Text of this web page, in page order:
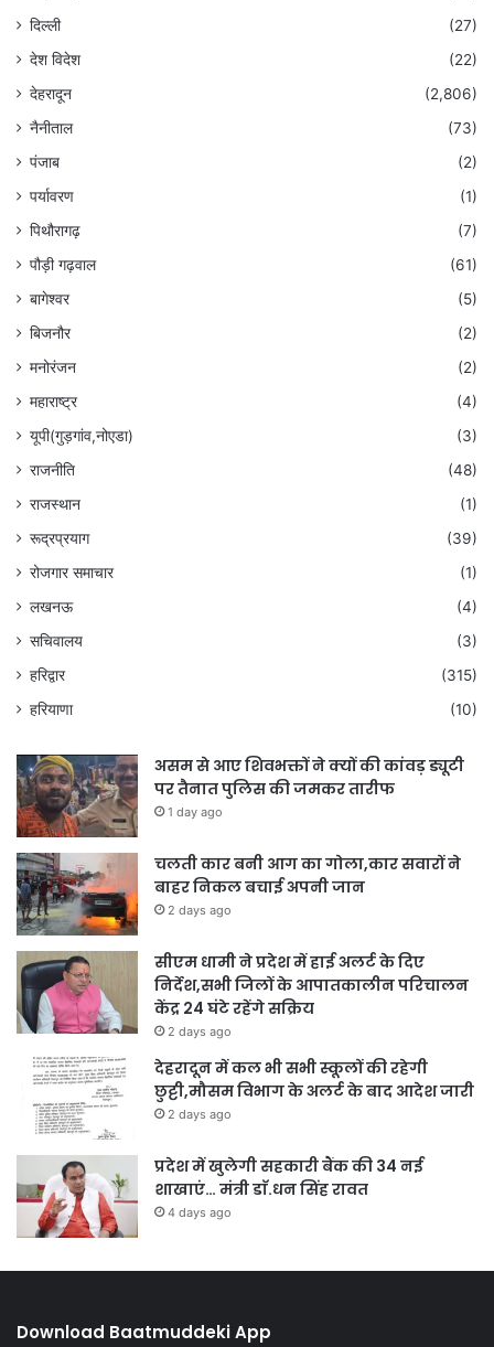
दिल्ली
(27)
देश विदेश
(22)
देहरादून
(2,806)
नैनीताल
(73)
पंजाब
(2)
पर्यावरण
(1)
पिथौरागढ़
(7)
पौड़ी गढ़वाल
(61)
बागेश्वर
(5)
बिजनौर
(2)
मनोरंजन
(2)
महाराष्ट्र
(4)
यूपी(गुड़गांव,नोएडा)
(3)
राजनीति
(48)
राजस्थान
(1)
रूद्रप्रयाग
(39)
रोजगार समाचार
(1)
लखनऊ
(4)
सचिवालय
(3)
हरिद्वार
(315)
हरियाणा
(10)
असम से आए शिवभक्तों ने क्यों की कांवड़ ड्यूटी
पर तैनात पुलिस की जमकर तारीफ
1 day ago
चलती कार बनी आग का गोला,कार सवारों ने
बाहर निकल बचाई अपनी जान
2 days ago
सीएम धामी ने प्रदेश में हाई अलर्ट के दिए
निर्देश,सभी जिलों के आपातकालीन परिचालन
केंद्र 24 घंटे रहेंगे सक्रिय
2 days ago
देहरादून में कल भी सभी स्कूलों की रहेगी
छुट्टी,मौसम विभाग के अलर्ट के बाद आदेश जारी
2 days ago
प्रदेश में खुलेगी सहकारी बैंक की 34 नई
शाखाएं… मंत्री डाॅ.धन सिंह रावत
4 days ago
Download Baatmuddeki App